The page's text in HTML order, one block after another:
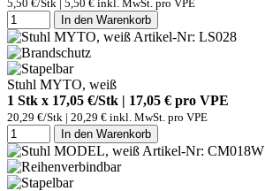
5,50 €/Stk | 5,50 € inkl. MwSt. pro VPE
In den Warenkorb
Artikel-Nr: LS028
Stuhl MYTO, weiß
1 Stk x 17,05 €/Stk | 17,05 € pro VPE
20,29 €/Stk | 20,29 € inkl. MwSt. pro VPE
In den Warenkorb
Artikel-Nr: CM018W